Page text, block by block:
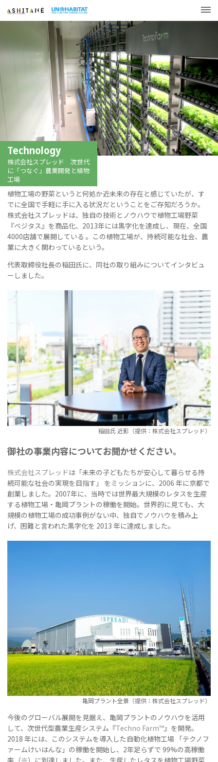
Technology
株式会社スプレッド 次世代
に「つなぐ」農業開発と植物
工場
植物工場の野菜というと何処か近未来の存在と感じていたが、す
でに全国で手軽に手に入る状況だということをご存知だろうか。
株式会社スプレッドは、独自の技術とノウハウで植物工場野菜
『ベジタス』を商品化、2013年には黒字化を達成し、現在、全国
4000店舗で展開している 。この植物工場が、持続可能な社会、農
業に大きく関わっているという。
代表取締役社長の稲田氏に、同社の取り組みについてインタビュ
ーしました。
稲田氏 近影（提供：株式会社スプレッド）
御社の事業内容についてお聞かせください。
株式会社スプレッド は「未来の子どもたちが安心して暮らせる持
続可能な社会の実現を目指す」 をミッションに、2006 年に京都で
創業しました。2007年に、当時では世界最大規模のレタスを生産
する植物工場・亀岡プラントの稼働を開始。世界的に見ても、大
規模の植物工場の成功事例がない中、独自でノウハウを積み上
げ、困難と言われた黒字化を 2013 年に達成しました。
亀岡プラント全景（提供：株式会社スプレッド）
今後のグローバル展開を見据え、亀岡プラントのノウハウを活用
して、次世代型農業生産システム『Techno Farm™』を開発。
2018 年には、このシステムを導入した自動化植物工場 「テクノフ
ァームけいはんな」の稼働を開始し、2年足らずで 99%の高稼働
率（※）に到達しました。また、生産したレタスを植物工場野菜